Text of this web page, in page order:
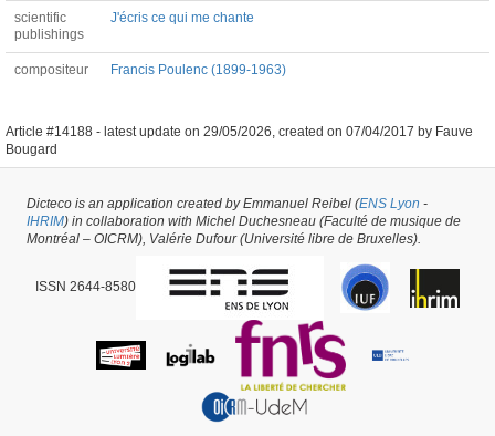
scientific
publishings
J'écris ce qui me chante
compositeur Francis Poulenc (1899-1963)
Article #14188 - latest update on 29/05/2026, created on 07/04/2017 by Fauve
Bougard
Dicteco is an application created by Emmanuel Reibel (ENS Lyon -
IHRIM) in collaboration with Michel Duchesneau (Faculté de musique de
Montréal – OICRM), Valérie Dufour (Université libre de Bruxelles).
ISSN 2644-8580